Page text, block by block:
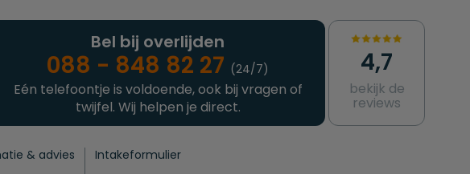
Bel bij overlijden
088 - 848 82 27 (24/7)
Eén telefoontje is voldoende, ook bij vragen of
twijfel. Wij helpen je direct.
4,7
bekijk de
reviews
& advies Intakeformulier